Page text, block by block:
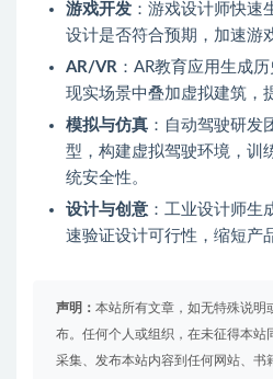
游戏开发 ：游戏设计师快速
设计是否符合预期，加速游
AR/VR ：AR教育应用生成
现实场景中叠加虚拟建筑，
模拟与仿真 ：自动驾驶研发
型，构建虚拟驾驶环境，训
统安全性。
设计与创意 ：工业设计师生
速验证设计可行性，缩短产
声明： 本站所有文章，如无特殊说明
布。任何个人或组织，在未征得本站
采集、发布本站内容到任何网站、书